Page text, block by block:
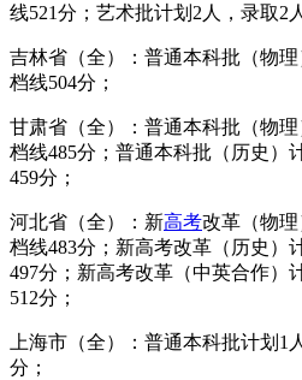
线521分；艺术批计划2人，录取2
吉林省（全）：普通本科批（物
档线504分；
甘肃省（全）：普通本科批（物
档线485分；普通本科批（历史）
459分；
河北省（全）：新高考改革（物
档线483分；新高考改革（历史）
497分；新高考改革（中英合作）
512分；
上海市（全）：普通本科批计划1
分；